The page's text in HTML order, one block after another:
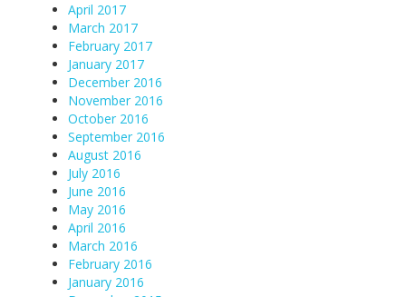
April 2017
March 2017
February 2017
January 2017
December 2016
November 2016
October 2016
September 2016
August 2016
July 2016
June 2016
May 2016
April 2016
March 2016
February 2016
January 2016